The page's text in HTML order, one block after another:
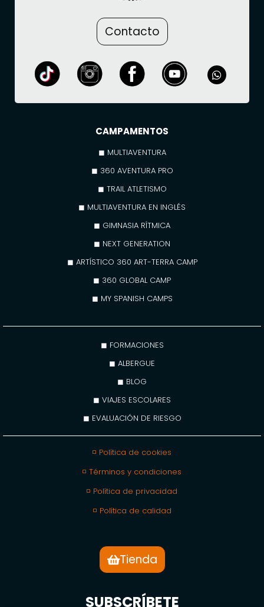
Contacto
CAMPAMENTOS
◼ MULTIAVENTURA
◼ 360 AVENTURA PRO
◼ TRAIL ATLETISMO
◼ MULTIAVENTURA EN INGLÉS
◼ GIMNASIA RÍTMICA
◼ NEXT GENERATION
◼ ARTÍSTICO 360 ART-TERRA CAMP
◼ 360 GLOBAL CAMP
◼ MY SPANISH CAMPS
◼ FORMACIONES
◼ ALBERGUE
◼ BLOG
◼ VIAJES ESCOLARES
◼ EVALUACIÓN DE RIESGO
◽ Política de cookies
◽ Términos y condiciones
◽ Política de privacidad
◽ Política de calidad
Tienda
SUBSCRÍBETE